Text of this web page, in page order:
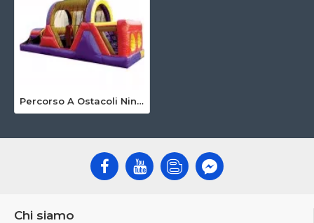
Percorso A Ostacoli Ninja Jump
Chi siamo